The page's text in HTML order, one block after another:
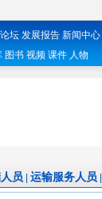
坛 发展报告 新闻中心
图书 视频 课件 人物
员 运输服务人员